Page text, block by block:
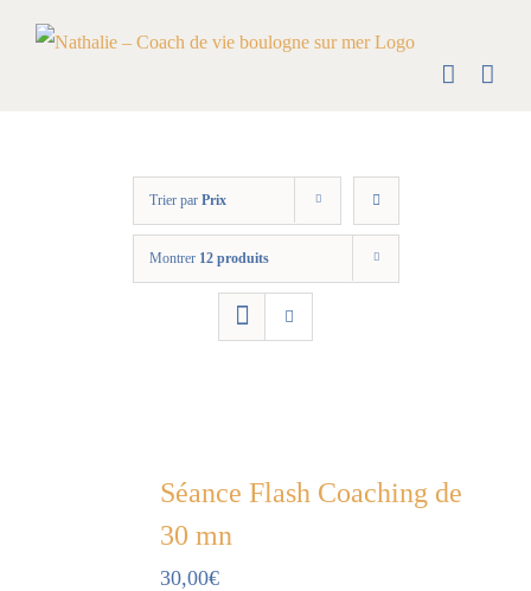
Trier par Prix
Montrer 12 produits
Séance Flash Coaching de
30 mn
30,00€